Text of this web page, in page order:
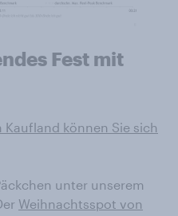
Fest mit
können Sie sich
unter unserem
Weihnachtsspot von